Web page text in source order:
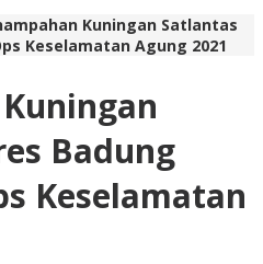
Kuningan Satlantas
Keselamatan Agung 2021
Badung
Keselamatan